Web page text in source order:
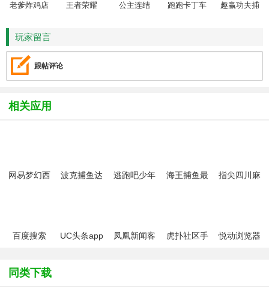
老爹炸鸡店
王者荣耀 公主连结 跑跑卡丁车
趣赢功夫捕
玩家留言
跟帖评论
相关应用
网易梦幻西
波克捕鱼达
逃跑吧少年
海王捕鱼最
指尖四川麻
百度搜索 UC头条app
凤凰新闻客
虎扑社区手
悦动浏览器
同类下载